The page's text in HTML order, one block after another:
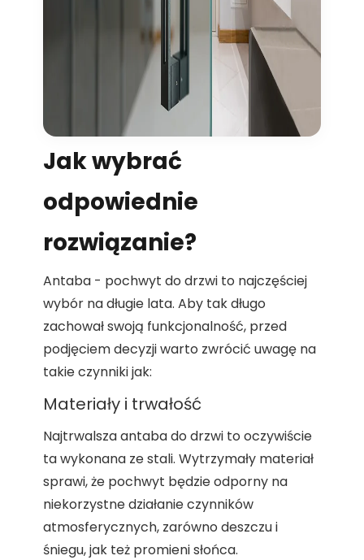
Jak wybrać
odpowiednie
rozwiązanie?
Antaba - pochwyt do drzwi to najczęściej
wybór na długie lata. Aby tak długo
zachował swoją funkcjonalność, przed
podjęciem decyzji warto zwrócić uwagę na
takie czynniki jak:
Materiały i trwałość
Najtrwalsza antaba do drzwi to oczywiście
ta wykonana ze stali. Wytrzymały materiał
sprawi, że pochwyt będzie odporny na
niekorzystne działanie czynników
atmosferycznych, zarówno deszczu i
śniegu, jak też promieni słońca.